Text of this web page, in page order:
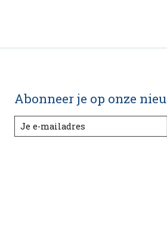
Abonneer je op onze